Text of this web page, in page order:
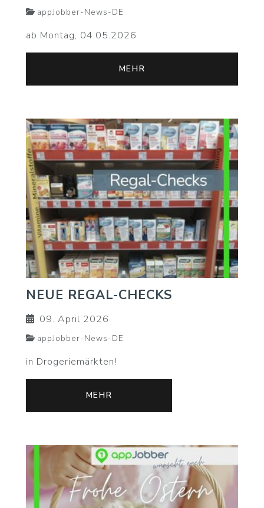
appJobber-News-DE
ab Montag, 04.05.2026
MEHR
NEUE REGAL-CHECKS
09. April 2026
appJobber-News-DE
in Drogeriemärkten!
MEHR